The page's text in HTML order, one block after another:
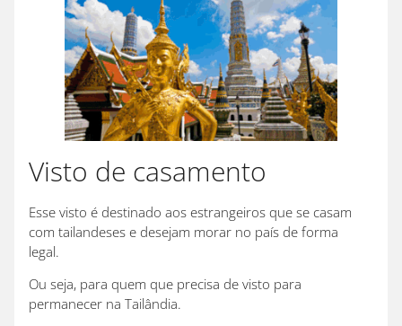
Visto de casamento
Esse visto é destinado aos estrangeiros que se casam
com tailandeses e desejam morar no país de forma
legal.
Ou seja, para quem que precisa de visto para
permanecer na Tailândia.